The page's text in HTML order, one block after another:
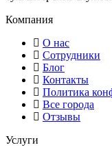
Компания
О нас
Сотрудники
Блог
Контакты
Политика
Все города
Отзывы
Услуги